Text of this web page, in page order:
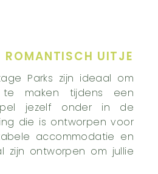
ROMANTISCH UITJE
Parks zijn ideaal om
te maken tijdens een
jezelf onder in de
die is ontworpen voor
accommodatie en
zijn ontworpen om jullie